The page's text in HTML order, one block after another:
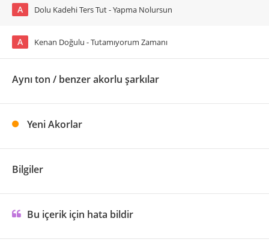
A Dolu Kadehi Ters Tut - Yapma Nolursun
A Kenan Doğulu - Tutamıyorum Zamanı
Aynı ton / benzer akorlu şarkılar
Yeni Akorlar
Bilgiler
Bu içerik için hata bildir